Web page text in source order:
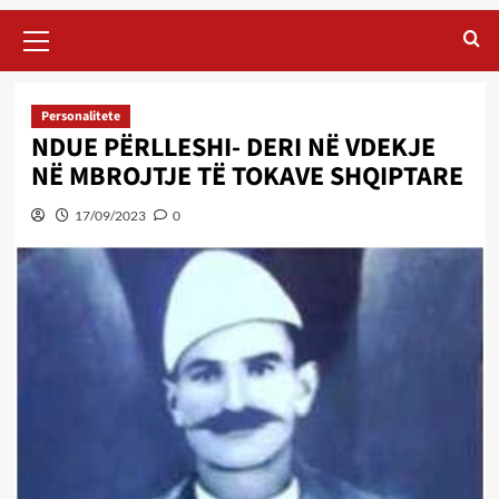
Menu
Personalitete
NDUE PËRLLESHI- DERI NË VDEKJE
NË MBROJTJE TË TOKAVE SHQIPTARE
17/09/2023 0